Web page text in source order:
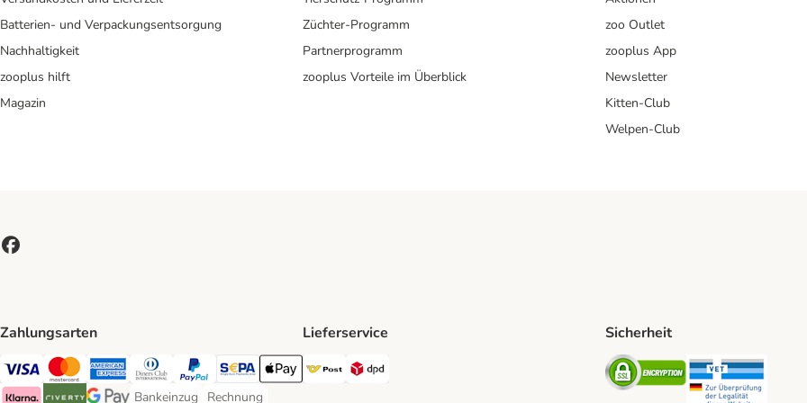
Batterien- und Verpackungsentsorgung
Nachhaltigkeit
zooplus hilft
Magazin
Züchter-Programm
Partnerprogramm
zooplus Vorteile im Überblick
zoo Outlet
zooplus App
Newsletter
Kitten-Club
Welpen-Club
Zahlungsarten
Visa Payment Method
MasterCard Payment Method
American Express Payment Method
Diners Club Payment Method
PayPal Payment Method
SEPA Payment Method
Apple Pay Payment Method
Bankeinzug Rechnung
Lieferservice
Österreichische Post Shipping Method
Sicherheit
Security